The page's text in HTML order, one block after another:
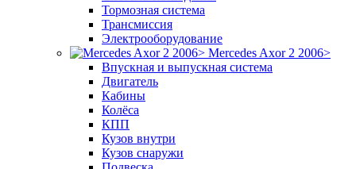
Тормозная система
Трансмиссия
Электрооборудование
Mercedes Axor 2 2006>
Впускная и выпускная система
Двигатель
Кабины
Колёса
КПП
Кузов внутри
Кузов снаружи